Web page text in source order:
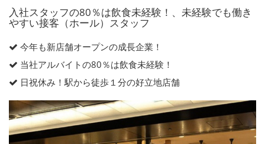
入社スタッフの80％は飲食未経験！、未経験でも働き
やすい接客（ホール）スタッフ
今年も新店舗オープンの成長企業！
当社アルバイトの80％は飲食未経験！
日祝休み！駅から徒歩１分の好立地店舗